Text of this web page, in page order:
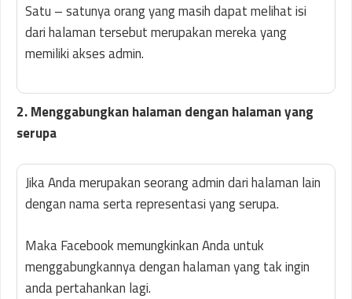
Satu – satunya orang yang masih dapat melihat isi
dari halaman tersebut merupakan mereka yang
memiliki akses admin.
2. Menggabungkan halaman dengan halaman yang
serupa
Jika Anda merupakan seorang admin dari halaman lain
dengan nama serta representasi yang serupa.
Maka Facebook memungkinkan Anda untuk
menggabungkannya dengan halaman yang tak ingin
anda pertahankan lagi.